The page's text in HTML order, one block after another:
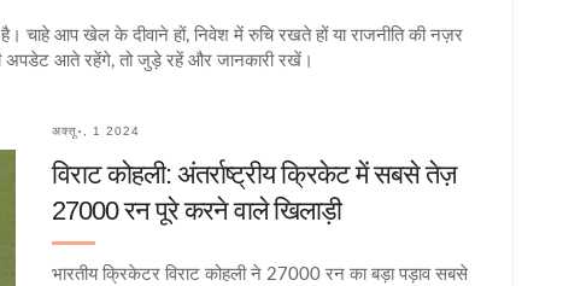
चाहे आप खेल के दीवाने हों, निवेश में रुचि रखते हों या राजनीति की नज़र
अपडेट आते रहेंगे, तो जुड़े रहें और जानकारी रखें।
अक्तू॰, 1 2024
विराट कोहली: अंतर्राष्ट्रीय क्रिकेट में सबसे तेज़
27000 रन पूरे करने वाले खिलाड़ी
भारतीय क्रिकेटर विराट कोहली ने 27000 रन का बड़ा पड़ाव सबसे